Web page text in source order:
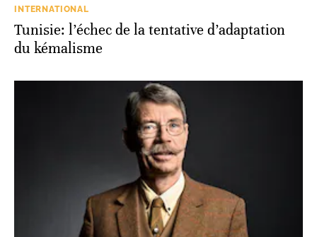
INTERNATIONAL
Tunisie: l’échec de la tentative d’adaptation
du kémalisme